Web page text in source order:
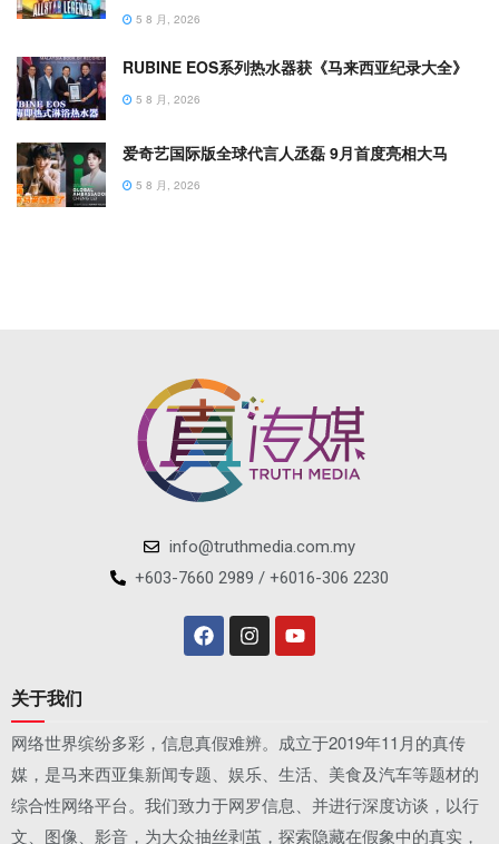
5 8 月, 2026
RUBINE EOS系列热水器获《马来西亚纪录大全》
5 8 月, 2026
爱奇艺国际版全球代言人丞磊 9月首度亮相大马
5 8 月, 2026
info@truthmedia.com.my
+603-7660 2989 / +6016-306 2230
关于我们
网络世界缤纷多彩，信息真假难辨。成立于2019年11月的真传
媒，是马来西亚集新闻专题、娱乐、生活、美食及汽车等题材的
综合性网络平台。我们致力于网罗信息、并进行深度访谈，以行
文、图像、影音，为大众抽丝剥茧，探索隐藏在假象中的真实，